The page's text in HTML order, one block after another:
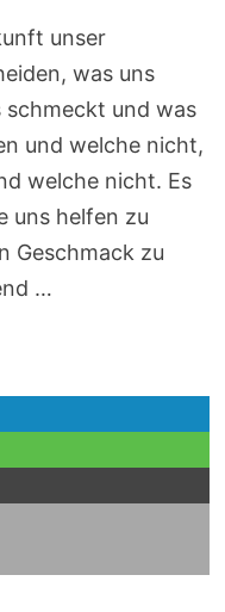
unser
was uns
und was
und welche nicht,
welche nicht. Es
uns helfen zu
Geschmack zu
…